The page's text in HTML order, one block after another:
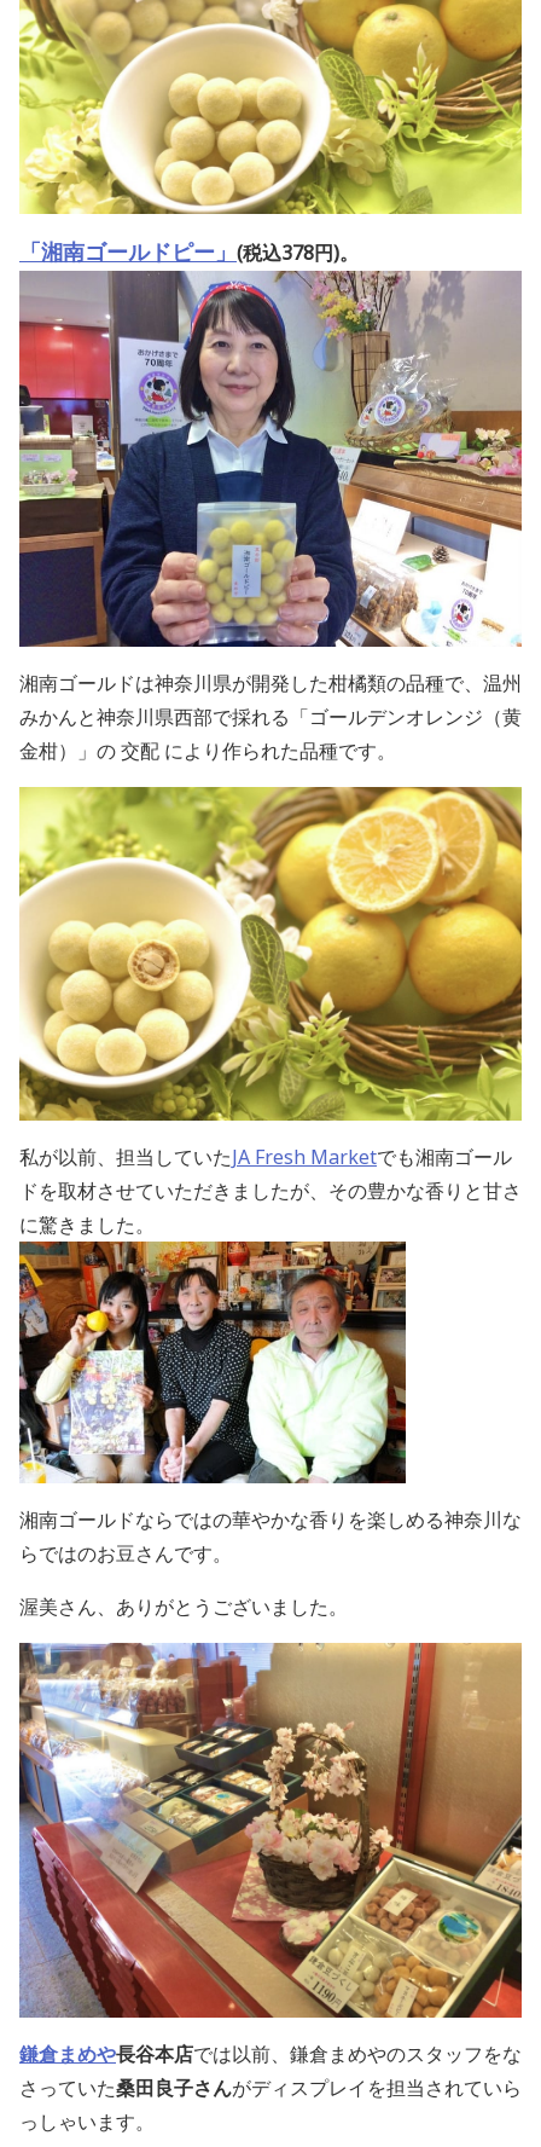
「湘南ゴールドピー」 (税込378円)。
湘南ゴールドは神奈川県が開発した柑橘類の品種で、温州
みかんと神奈川県西部で採れる「ゴールデンオレンジ（黄
金柑）」の 交配 により作られた品種です。
私が以前、担当していたJA Fresh Marketでも湘南ゴール
ドを取材させていただきましたが、その豊かな香りと甘さ
に驚きました。
湘南ゴールドならではの華やかな香りを楽しめる神奈川な
らではのお豆さんです。
渥美さん、ありがとうございました。
鎌倉まめや長谷本店では以前、鎌倉まめやのスタッフをな
さっていた桑田良子さんがディスプレイを担当されていら
っしゃいます。